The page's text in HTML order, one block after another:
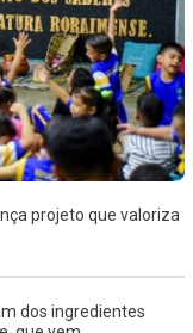
projeto que valoriza
dos ingredientes